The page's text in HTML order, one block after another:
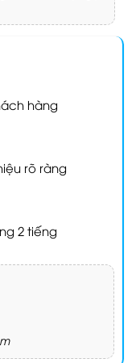
hàng
rõ ràng
2 tiếng